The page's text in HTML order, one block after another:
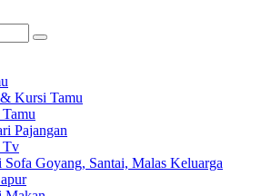
Kursi Tamu
Pajangan
Tv
Sofa Goyang, Santai, Malas Keluarga